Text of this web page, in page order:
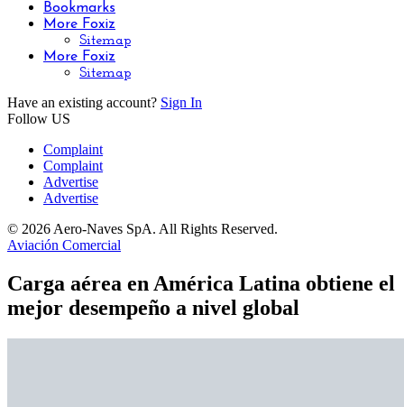
Bookmarks
More Foxiz
Sitemap
More Foxiz
Sitemap
Have an existing account? Sign In
Follow US
Complaint
Complaint
Advertise
Advertise
© 2026 Aero-Naves SpA. All Rights Reserved.
Aviación Comercial
Carga aérea en América Latina obtiene el
mejor desempeño a nivel global